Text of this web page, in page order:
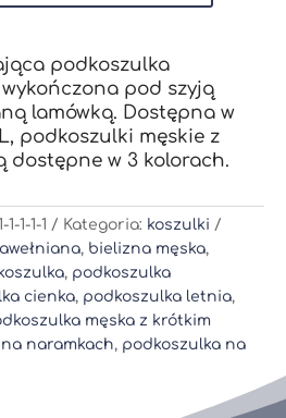
podkoszulka
wykończona pod szyją
lamówką. Dostępna w
podkoszulki męskie z
dostępne w 3 kolorach.
1-1-1-1 Kategoria: koszulki
, bielizna męska,
, podkoszulka
cienka, podkoszulka letnia,
męska z krótkim
naramkach, podkoszulka na